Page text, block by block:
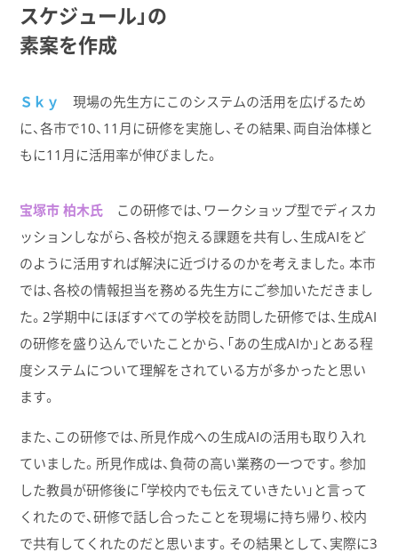
スケジュール」の
素案を​作成
Ｓｋｙ
現場の先生方にこのシステムの活用を広げるため
に、各市で10、11月に研修を実施し、その結果、両自治体様と
もに11月に活用率が伸びました。
宝塚市 柏木氏 この研修では、ワークショップ型でディスカ
ッションしながら、各校が抱える課題を共有し、生成AIをど
のように活用すれば解決に近づけるのかを考えました。本市
では、各校の情報担当を務める先生方にご参加いただきまし
た。2学期中にほぼすべての学校を訪問した研修では、生成AI
の研修を盛り込んでいたことから、「あの生成AIか」とある程
度システムについて理解をされている方が多かったと思い
ます。
また、この研修では、所見作成への生成AIの活用も取り入れ
ていました。所見作成は、負荷の高い業務の一つです。参加
した教員が研修後に「学校内でも伝えていきたい」と言って
くれたので、研修で話し合ったことを現場に持ち帰り、校内
で共有してくれたのだと思います。その結果として、実際に3